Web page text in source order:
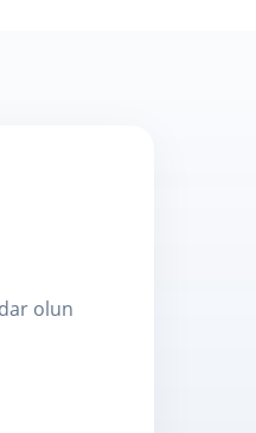
olun